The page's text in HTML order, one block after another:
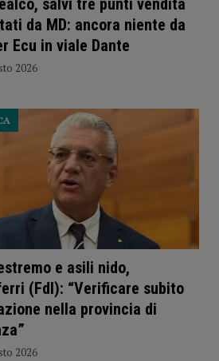
salvi tre punti vendita
da MD: ancora niente da
Ecu in viale Dante
2026
e asili nido,
(FdI): “Verificare subito
nella provincia di
2026